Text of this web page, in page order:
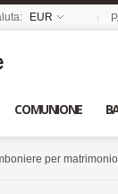
EUR
COMUNIONE
per matrimonio